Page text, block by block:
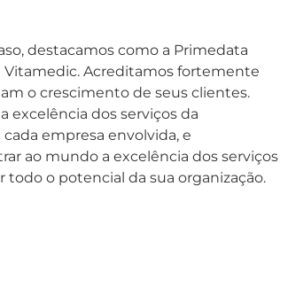
destacamos como a Primedata
Vitamedic. Acreditamos fortemente
o crescimento de seus clientes.
excelência dos serviços da
empresa envolvida, e
ao mundo a excelência dos serviços
o potencial da sua organização.